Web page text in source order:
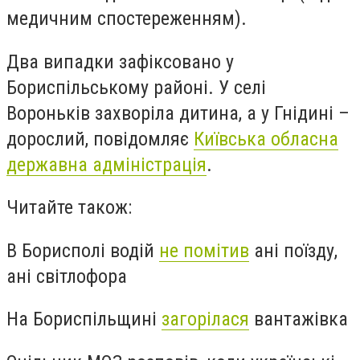
медичним спостереженням).
Два випадки зафіксовано у
Бориспільському районі. У селі
Вороньків захворіла дитина, а у Гнідині –
дорослий, повідомляє Київська обласна
державна адміністрація.
Читайте також:
В Борисполі водій не помітив ані поїзду,
ані світлофора
На Бориспільщині загорілася вантажівка